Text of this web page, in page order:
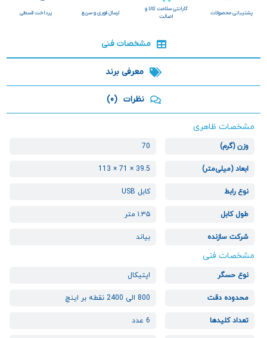
پشتیبانی محصولات
گارانتی سلامت کالا و
اصالت
ارسال فوری و سریع پرداخت قسطی
مشخصات فنی
معرفی برند
نظرات (0)
مشخصات ظاهری
وزن (گرم) 70
ابعاد (میلی‌متر) 39.5 × 71 × 113
نوع رابط کابل USB
طول کابل ۱.۳۵ متر
شرکت سازنده بیاند
مشخصات فنی
نوع حسگر اپتیکال
محدوده دقت 800 الی 2400 نقطه بر اینچ
تعداد کلیدها 6 عدد